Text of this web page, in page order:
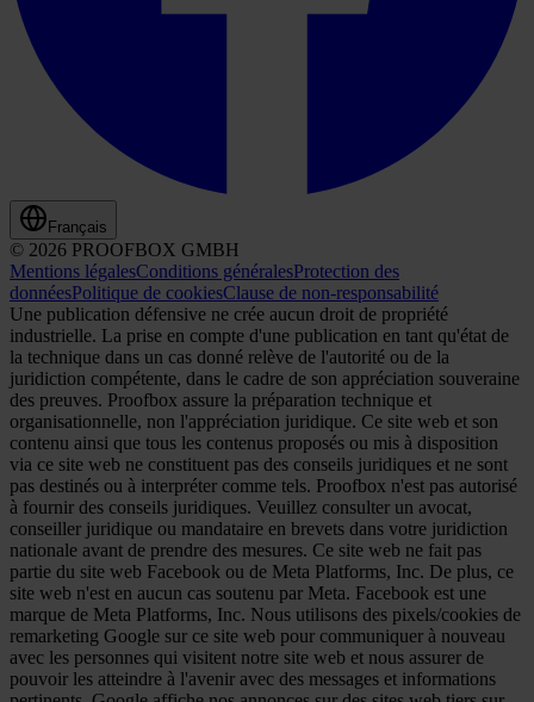
Français
© 2026 PROOFBOX GMBH
Mentions légalesConditions généralesProtection des
donnéesPolitique de cookiesClause de non-responsabilité
Une publication défensive ne crée aucun droit de propriété
industrielle. La prise en compte d'une publication en tant qu'état de
la technique dans un cas donné relève de l'autorité ou de la
juridiction compétente, dans le cadre de son appréciation souveraine
des preuves. Proofbox assure la préparation technique et
organisationnelle, non l'appréciation juridique. Ce site web et son
contenu ainsi que tous les contenus proposés ou mis à disposition
via ce site web ne constituent pas des conseils juridiques et ne sont
pas destinés ou à interpréter comme tels. Proofbox n'est pas autorisé
à fournir des conseils juridiques. Veuillez consulter un avocat,
conseiller juridique ou mandataire en brevets dans votre juridiction
nationale avant de prendre des mesures. Ce site web ne fait pas
partie du site web Facebook ou de Meta Platforms, Inc. De plus, ce
site web n'est en aucun cas soutenu par Meta. Facebook est une
marque de Meta Platforms, Inc. Nous utilisons des pixels/cookies de
remarketing Google sur ce site web pour communiquer à nouveau
avec les personnes qui visitent notre site web et nous assurer de
pouvoir les atteindre à l'avenir avec des messages et informations